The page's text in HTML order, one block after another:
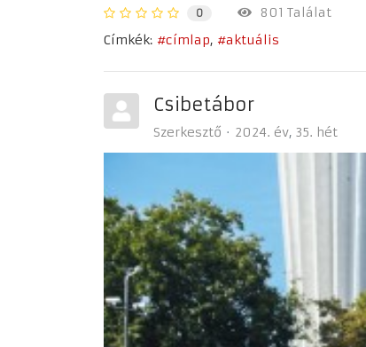
0
801 Találat
Címkék:
címlap aktuális
Csibetábor
Szerkesztő 2024. év 35. hét